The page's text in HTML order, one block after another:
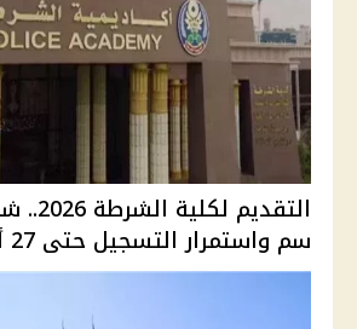
سم واستمرار التسجيل حتى 27 أغس...